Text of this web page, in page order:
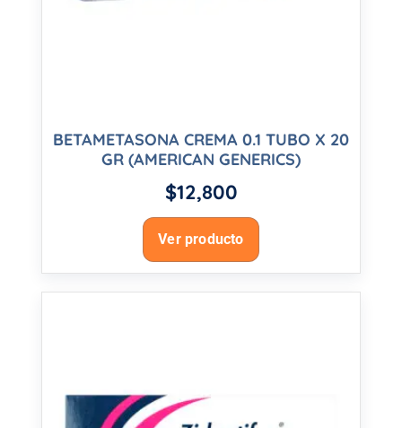
BETAMETASONA CREMA 0.1 TUBO X 20
GR (AMERICAN GENERICS)
$12,800
Ver producto